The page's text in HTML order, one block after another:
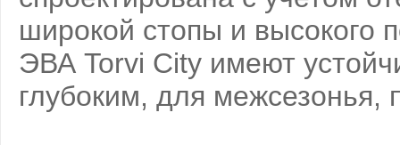
широкой стопы и высокого
ЭВА Torvi City имеют
глубоким, для межсезонья,